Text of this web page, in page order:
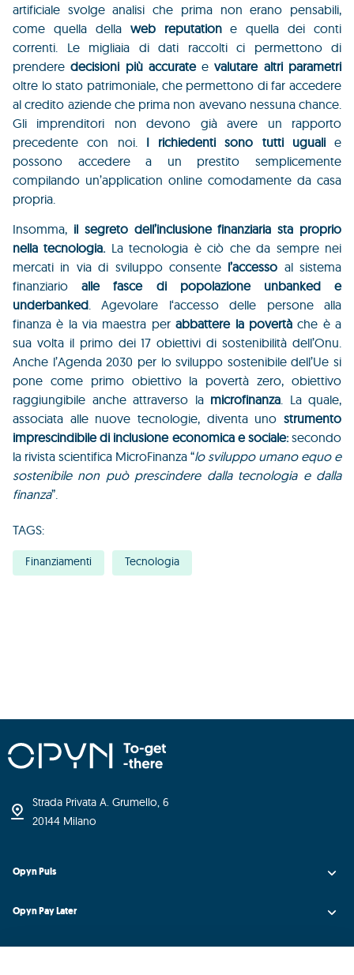
artificiale svolge analisi che prima non erano pensabili,
come quella della web reputatione quella dei conti
correnti. Le migliaia di dati raccolti ci permettono di
prenderedecisioni più accurateevalutare altri parametri
oltre lo stato patrimoniale, che permettono di far accedere
al credito aziende che prima non avevano nessuna chance.
Gli imprenditori non devono già avere un rapporto
precedente con noi. I richiedenti sono tutti ugualie
possono accedere a un prestito semplicemente
compilando un’application online comodamente da casa
propria.
Insomma, il segreto dell’inclusione finanziaria sta proprio
nella tecnologia. La tecnologia è ciò che da sempre nei
mercati in via di sviluppo consente l’accesso al sistema
finanziarioalle fasce di popolazione unbanked e
underbanked. Agevolare l‘accesso delle persone alla
finanza è la via maestra perabbattere la povertàche è a
sua volta il primo dei 17 obiettivi di sostenibilità dell’Onu.
Anche l’Agenda 2030 per lo sviluppo sostenibile dell’Ue si
pone come primo obiettivo la povertà zero, obiettivo
raggiungibile anche attraverso la microfinanza. La quale,
associata alle nuove tecnologie, diventa uno strumento
imprescindibile di inclusione economica e sociale:secondo
la rivista scientifica MicroFinanza “lo sviluppo umano equo e
sostenibile non può prescindere dalla tecnologia e dalla
finanza”.
TAGS:
Finanziamenti Tecnologia
Strada Privata A. Grumello, 6
20144 Milano
Opyn Puls
Opyn Pay Later
Opyn Universe